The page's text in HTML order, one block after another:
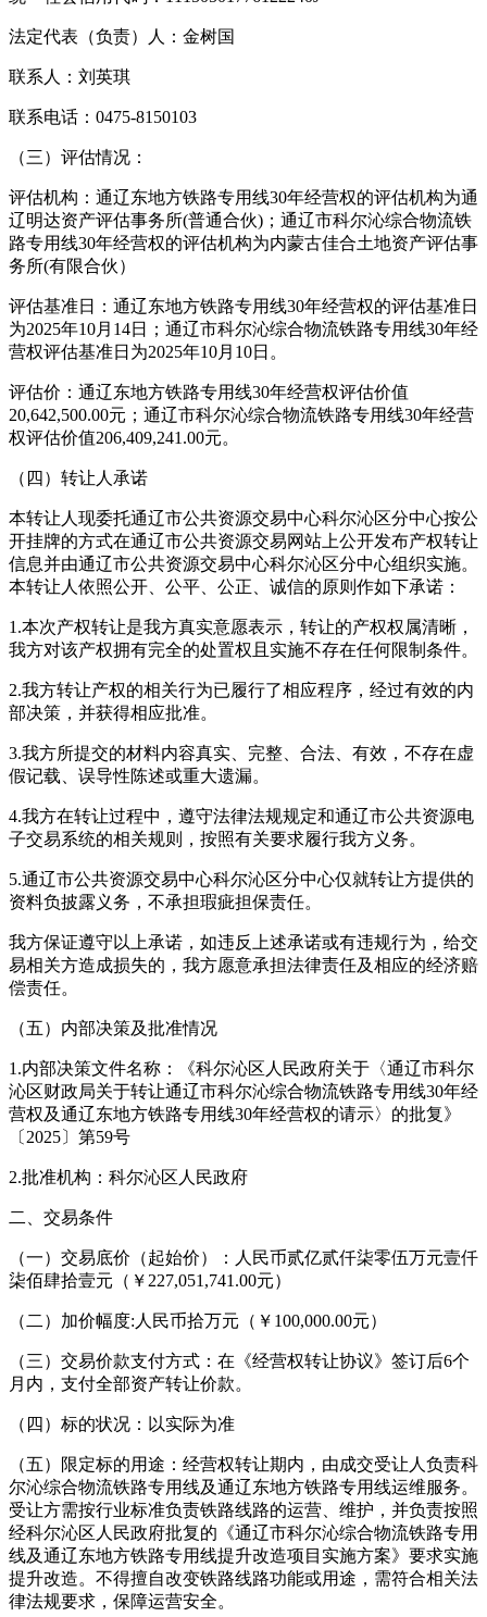
法定代表（负责）人：金树国
联系人：刘英琪
联系电话：0475-8150103
（三）评估情况：
评估机构：通辽东地方铁路专用线30年经营权的评估机构为通
辽明达资产评估事务所(普通合伙)；通辽市科尔沁综合物流铁
路专用线30年经营权的评估机构为内蒙古佳合土地资产评估事
务所(有限合伙）
评估基准日：通辽东地方铁路专用线30年经营权的评估基准日
为2025年10月14日；通辽市科尔沁综合物流铁路专用线30年经
营权评估基准日为2025年10月10日。
评估价：通辽东地方铁路专用线30年经营权评估价值
20,642,500.00元；通辽市科尔沁综合物流铁路专用线30年经营
权评估价值206,409,241.00元。
（四）转让人承诺
本转让人现委托通辽市公共资源交易中心科尔沁区分中心按公
开挂牌的方式在通辽市公共资源交易网站上公开发布产权转让
信息并由通辽市公共资源交易中心科尔沁区分中心组织实施。
本转让人依照公开、公平、公正、诚信的原则作如下承诺：
1.本次产权转让是我方真实意愿表示，转让的产权权属清晰，
我方对该产权拥有完全的处置权且实施不存在任何限制条件。
2.我方转让产权的相关行为已履行了相应程序，经过有效的内
部决策，并获得相应批准。
3.我方所提交的材料内容真实、完整、合法、有效，不存在虚
假记载、误导性陈述或重大遗漏。
4.我方在转让过程中，遵守法律法规规定和通辽市公共资源电
子交易系统的相关规则，按照有关要求履行我方义务。
5.通辽市公共资源交易中心科尔沁区分中心仅就转让方提供的
资料负披露义务，不承担瑕疵担保责任。
我方保证遵守以上承诺，如违反上述承诺或有违规行为，给交
易相关方造成损失的，我方愿意承担法律责任及相应的经济赔
偿责任。
（五）内部决策及批准情况
1.内部决策文件名称：《科尔沁区人民政府关于〈通辽市科尔
沁区财政局关于转让通辽市科尔沁综合物流铁路专用线30年经
营权及通辽东地方铁路专用线30年经营权的请示〉的批复》
〔2025〕第59号
2.批准机构：科尔沁区人民政府
二、交易条件
（一）交易底价（起始价）：人民币贰亿贰仟柒零伍万元壹仟
柒佰肆拾壹元（￥227,051,741.00元）
（二）加价幅度:人民币拾万元（￥100,000.00元）
（三）交易价款支付方式：在《经营权转让协议》签订后6个
月内，支付全部资产转让价款。
（四）标的状况：以实际为准
（五）限定标的用途：经营权转让期内，由成交受让人负责科
尔沁综合物流铁路专用线及通辽东地方铁路专用线运维服务。
受让方需按行业标准负责铁路线路的运营、维护，并负责按照
经科尔沁区人民政府批复的《通辽市科尔沁综合物流铁路专用
线及通辽东地方铁路专用线提升改造项目实施方案》要求实施
提升改造。不得擅自改变铁路线路功能或用途，需符合相关法
律法规要求，保障运营安全。